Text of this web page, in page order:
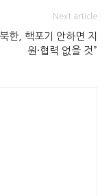
Next article
한, 핵포기 안하면 지
원·협력 없을 것”